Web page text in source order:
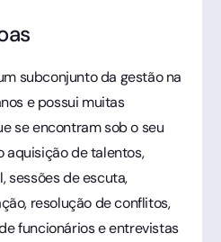
subconjunto da gestão na
e possui muitas
se encontram sob o seu
aquisição de talentos,
sessões de escuta,
resolução de conflitos,
funcionários e entrevistas